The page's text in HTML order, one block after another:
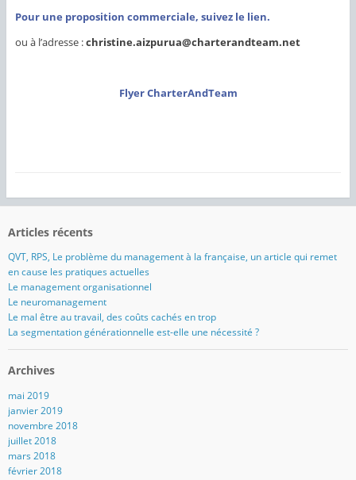
Pour une proposition commerciale, suivez le lien.
ou à l’adresse :christine.aizpurua@charterandteam.net
Flyer CharterAndTeam
Articles récents
QVT, RPS, Le problème du management à la française, un article qui remet
en cause les pratiques actuelles
Le management organisationnel
Le neuromanagement
Le mal être au travail, des coûts cachés en trop
La segmentation générationnelle est-elle une nécessité ?
Archives
mai 2019
janvier 2019
novembre 2018
juillet 2018
mars 2018
février 2018